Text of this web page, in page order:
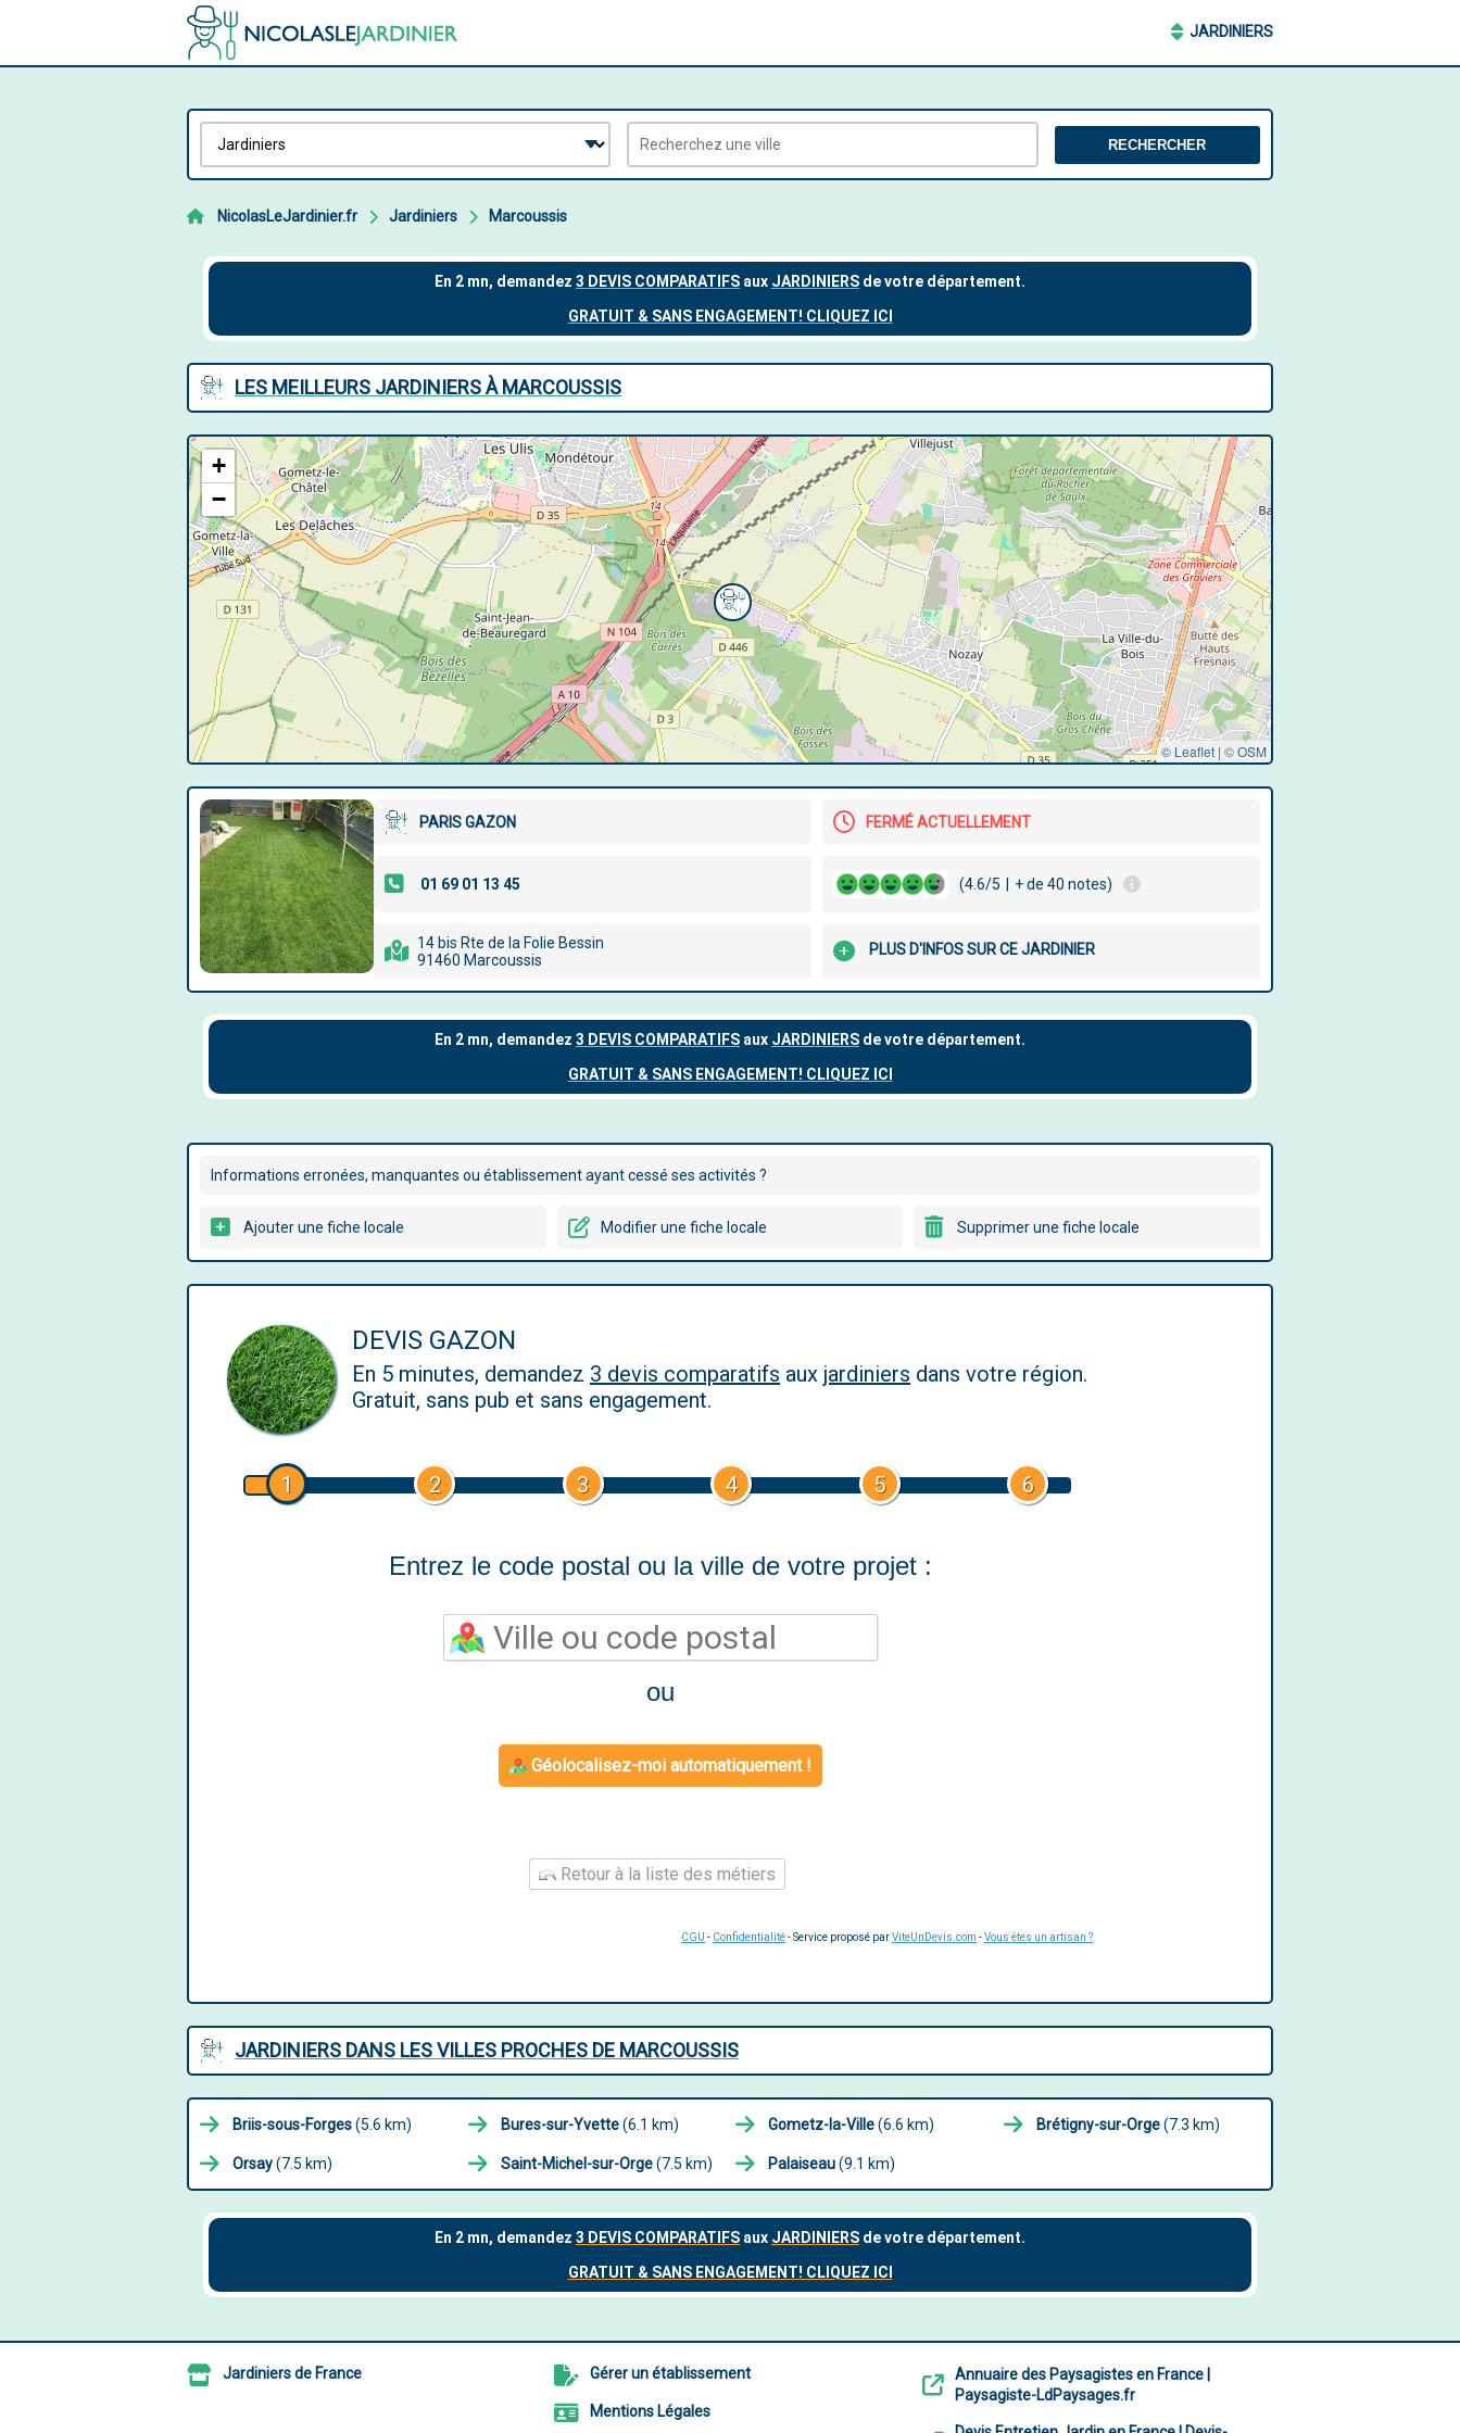
JARDINIERS
RECHERCHER
NicolasLeJardinier.fr Jardiniers Marcoussis
LES MEILLEURS JARDINIERS À MARCOUSSIS
+
−
© Leaflet | ©OSM
PARIS GAZON FERMÉ ACTUELLEMENT
(4.6/5 + de 40 notes)
14 bis Rte de la Folie Bessin
91460 Marcoussis
PLUS D'INFOS SUR CE JARDINIER
Informations erronées, manquantes ou établissement ayant cessé ses activités ?
Ajouter une fiche locale Modifier une fiche locale Supprimer une fiche locale
DEVIS GAZON
En 5 minutes, demandez 3 devis comparatifs aux jardiniers dans votre région.
Gratuit, sans pub et sans engagement.
1 2 3 4 5 6
Entrez le code postal ou la ville de votre projet :
ou
Géolocalisez-moi automatiquement !
Retour à la liste des métiers
CGU - Confidentialité- Service proposé parViteUnDevis.com -Vous êtes un artisan ?
JARDINIERS DANS LES VILLES PROCHES DE MARCOUSSIS
Briis-sous-Forges(5.6 km) Bures-sur-Yvette(6.1 km) Gometz-la-Ville(6.6 km) Brétigny-sur-Orge(7.3 km)
Orsay(7.5 km) Saint-Michel-sur-Orge(7.5 km) Palaiseau(9.1 km)
Jardiniers de France Gérer un établissement
Mentions Légales
Annuaire des Paysagistes en France |
Paysagiste-LdPaysages.fr